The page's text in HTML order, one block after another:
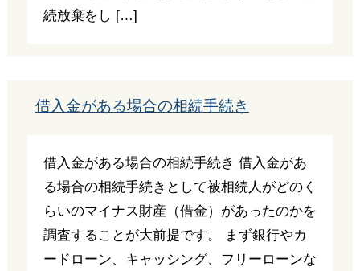
続放棄をし […]
借入金がある場合の相続手続き
借入金がある場合の相続手続き 借入金があ
る場合の相続手続きとして被相続人がどのく
らいのマイナス財産（借金）があったのかを
調査することが大前提です。 まず銀行やカ
ードローン、キャッシング、フリーローンな